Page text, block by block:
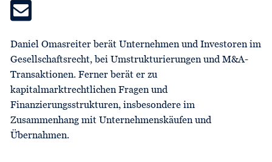
Daniel Omasreiter berät Unternehmen und Investoren im
Gesellschaftsrecht, bei Umstrukturierungen und M&A-
Transaktionen. Ferner berät er zu
kapitalmarktrechtlichen Fragen und
Finanzierungsstrukturen, insbesondere im
Zusammenhang mit Unternehmenskäufen und
Übernahmen.